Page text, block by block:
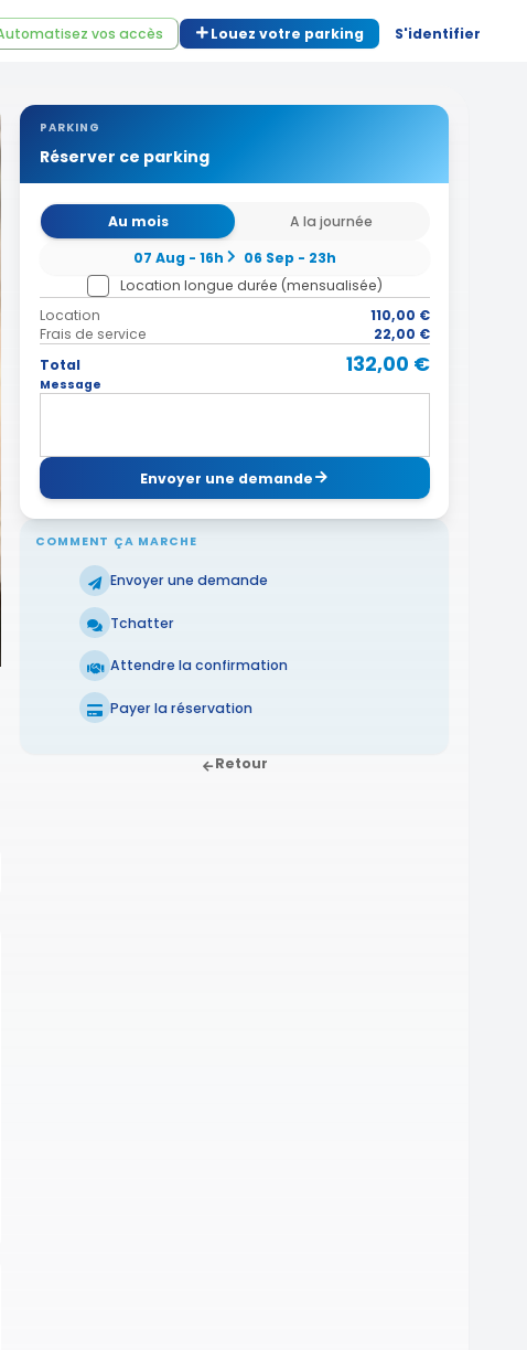
vos accès Louez votre parking S'identifier
PARKING
Réserver ce parking
Au mois
A la journée
07 Aug - 16h
06 Sep - 23h
Location longue durée (mensualisée)
Location
110,00 €
Frais de service
22,00 €
Total
132,00 €
Message
Envoyer une demande
COMMENT ÇA MARCHE
Envoyer une demande
Tchatter
Attendre la confirmation
Payer la réservation
Retour